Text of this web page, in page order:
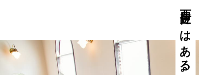
西伊豆にはある。